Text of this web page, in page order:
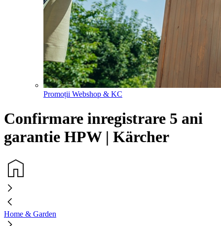
Promoții Webshop & KC
Confirmare inregistrare 5 ani
garantie HPW | Kärcher
Home & Garden